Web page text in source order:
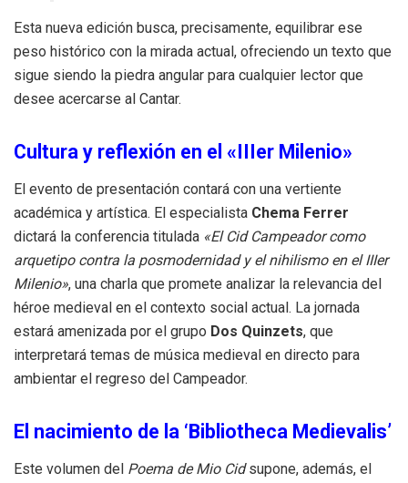
Esta nueva edición busca, precisamente, equilibrar ese
peso histórico con la mirada actual, ofreciendo un texto que
sigue siendo la piedra angular para cualquier lector que
desee acercarse al Cantar.
Cultura y reflexión en el «IIIer Milenio»
El evento de presentación contará con una vertiente
académica y artística. El especialista Chema Ferrer
dictará la conferencia titulada «El Cid Campeador como
arquetipo contra la posmodernidad y el nihilismo en el IIIer
Milenio», una charla que promete analizar la relevancia del
héroe medieval en el contexto social actual . La jornada
estará amenizada por el grupo Dos Quinzets, que
interpretará temas de música medieval en directo para
ambientar el regreso del Campeador.
El nacimiento de la ‘Bibliotheca Medievalis’
Este volumen del Poema de Mio Cidsupone, además, el